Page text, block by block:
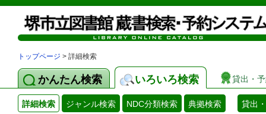
トップページ > 詳細検索
かんたん検索 いろいろ検索 貸出・
詳細検索 ジャンル検索 NDC分類検索 典拠検索 貸出